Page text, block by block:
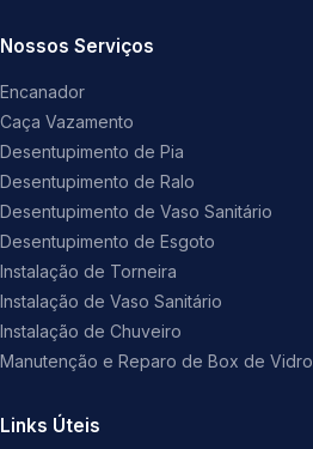
Nossos Serviços
Encanador
Caça Vazamento
Desentupimento de Pia
Desentupimento de Ralo
Desentupimento de Vaso Sanitário
Desentupimento de Esgoto
Instalação de Torneira
Instalação de Vaso Sanitário
Instalação de Chuveiro
Manutenção e Reparo de Box de Vidro
Links Úteis